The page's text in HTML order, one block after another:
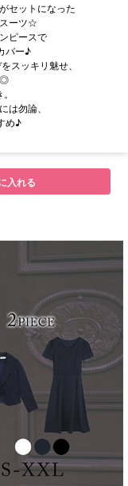
セットになった
ーツ☆
ピースで
バー♪
スッキリ魅せ、
◎
は勿論、
め♪
入れる